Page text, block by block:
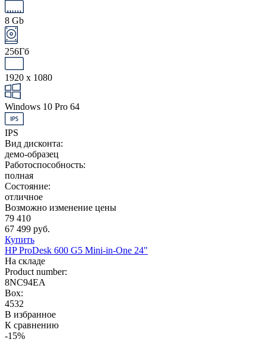
8 Gb
256Гб
1920 x 1080
Windows 10 Pro 64
IPS
Вид дисконта:
демо-образец
Работоспособность:
полная
Состояние:
отличное
Возможно изменение цены
79 410
67 499 руб.
Купить
HP ProDesk 600 G5 Mini-in-One 24"
На складе
Product number:
8NC94EA
Box:
4532
В избранное
К сравнению
-15%